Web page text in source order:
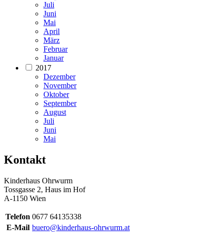
Juli
Juni
Mai
April
März
Februar
Januar
2017
Dezember
November
Oktober
September
August
Juli
Juni
Mai
Kontakt
Kinderhaus Ohrwurm
Tossgasse 2, Haus im Hof
A-1150 Wien
Telefon 0677 64135338
E-Mail buero@kinderhaus-ohrwurm.at